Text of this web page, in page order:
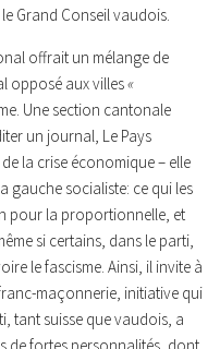
Grand Conseil vaudois.
offrait un mélange de
opposé aux villes«
Une section cantonale
un journal, Le Pays
la crise économique – elle
gauche socialiste: ce qui les
pour la proportionnelle, et
si certains, dans le parti,
le fascisme. Ainsi, il invite à
maçonnerie, initiative qui
tant suisse que vaudois, a